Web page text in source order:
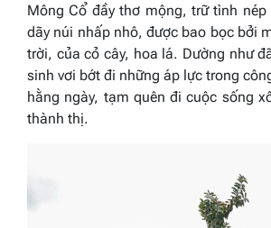
Mông Cổ đầy thơ mộng, trữ tình
dãy núi nhấp nhô, được bao bọc bởi
trời, của cỏ cây, hoa lá. Dường như
sinh vơi bớt đi những áp lực trong
hằng ngày, tạm quên đi cuộc sống
thành thị.